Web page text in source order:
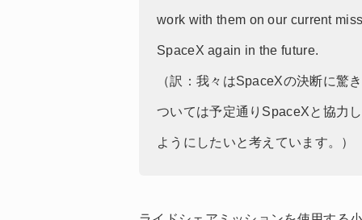
work with them on our current
SpaceX again in the future.
（訳：我々はSpaceXの決断に驚
ついては予定通りSpaceXと協力
ようにしたいと考えています。）